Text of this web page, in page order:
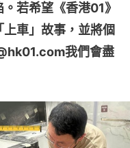
若希望《香港01》
車」故事，並將個
我們會盡